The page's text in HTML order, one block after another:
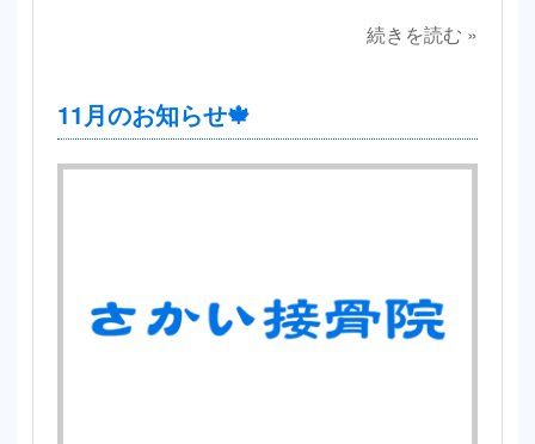
続きを読む »
11月のお知らせ🍁